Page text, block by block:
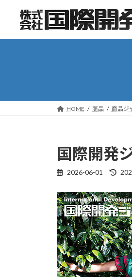
ン
ッ
ー
移
HOME 商品 商品ジ
国際開発
2026-06-01
最
更
新
日
時
: